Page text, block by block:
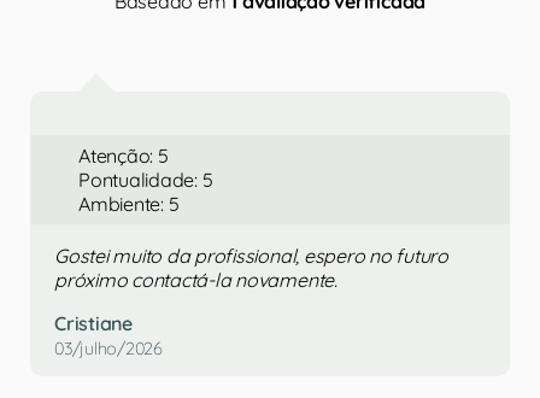
Atenção: 5
Pontualidade: 5
Ambiente: 5
Gostei muito da profissional, espero no futuro
próximo contactá-la novamente.
Cristiane
03/julho/2026